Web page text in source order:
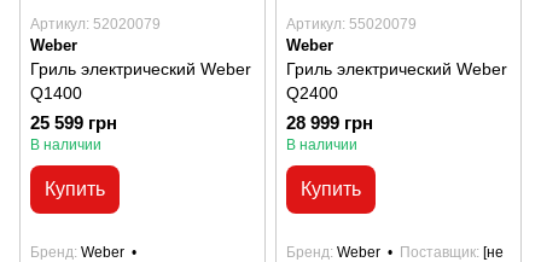
Артикул: 52020079
Weber
Гриль электрический Weber
Q1400
25 599 грн
В наличии
Купить
Бренд Weber
Артикул: 55020079
Weber
Гриль электрический Weber
Q2400
28 999 грн
В наличии
Купить
Бренд Weber Поставщик [не